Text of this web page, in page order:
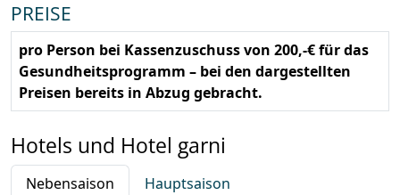
PREISE
pro Person bei Kassenzuschuss von 200,-€ für das
Gesundheitsprogramm – bei den dargestellten
Preisen bereits in Abzug gebracht.
Hotels und Hotel garni
Nebensaison
Hauptsaison